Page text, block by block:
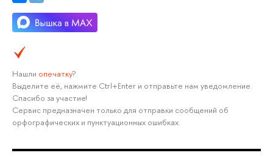
Нашли опечатку?
ыделите её, нажмите Ctrl+Enter и отправьте нам уведомление.
Спасибо за участие!
Сервис предназначен только для отправки сообщений о
орфографических и пунктуационных ошибках.